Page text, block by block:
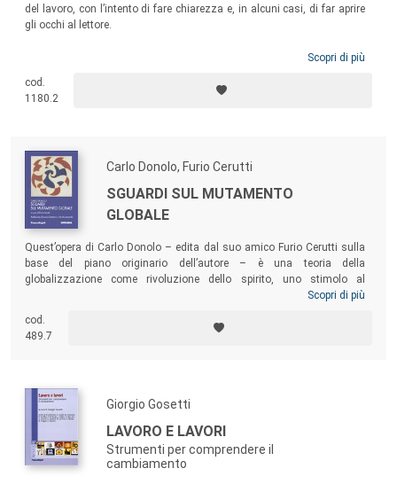
del lavoro, con l’intento di fare chiarezza e, in alcuni casi, di far aprire
gli occhi al lettore.
Scopri di più
cod.
1180.2
Carlo Donolo, Furio Cerutti
SGUARDI SUL MUTAMENTO
GLOBALE
Quest’opera di Carlo Donolo – edita dal suo amico Furio Cerutti sulla
base del piano originario dell’autore – è una teoria della
globalizzazione come rivoluzione dello spirito, uno stimolo al
ripensamento della posizione dell’essere umano nel mondo dopo che
che è globale e ciò che è locale. La riflessione approfondita,
multidimensionale e pluridisciplinare di Donolo contribuisce a una
Scopri di più
cod.
489.7
Giorgio Gosetti
LAVORO E LAVORI
Strumenti per comprendere il
cambiamento